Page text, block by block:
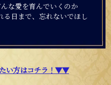
な愛を育んでいくのか
る日まで、忘れないでほし
い方はコチラ！▼▼